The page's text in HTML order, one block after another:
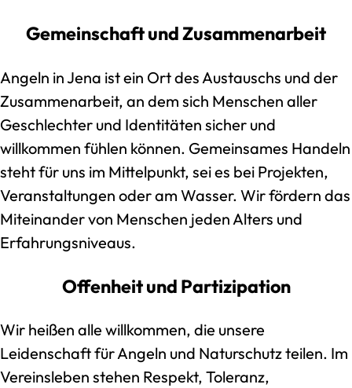
Gemeinschaft und Zusammenarbeit
Angeln in Jena ist ein Ort des Austauschs und der
Zusammenarbeit, an dem sich Menschen aller
Geschlechter und Identitäten sicher und
willkommen fühlen können. Gemeinsames Handeln
steht für uns im Mittelpunkt, sei es bei Projekten,
Veranstaltungen oder am Wasser. Wir fördern das
Miteinander von Menschen jeden Alters und
Erfahrungsniveaus.
Offenheit und Partizipation
Wir heißen alle willkommen, die unsere
Leidenschaft für Angeln und Naturschutz teilen. Im
Vereinsleben stehen Respekt, Toleranz,